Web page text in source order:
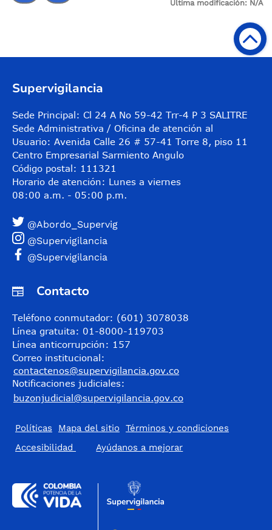
Última modificación: N/A
Supervigilancia
Sede Principal: Cl 24 A No 59-42 Trr-4 P 3 SALITRE
Sede Administrativa / Oficina de atención al
Usuario: Avenida Calle 26 # 57-41 Torre 8, piso 11
Centro Empresarial Sarmiento Angulo
Código postal: 111321
Horario de atención: Lunes a viernes
08:00 a.m. - 05:00 p.m.
@Abordo_Supervig
@Supervigilancia
@Supervigilancia
Contacto
Teléfono conmutador: (601) 3078038
Línea gratuita: 01-8000-119703
Línea anticorrupción: 157
Correo institucional:
contactenos@supervigilancia.gov.co
Notificaciones judiciales:
buzonjudicial@supervigilancia.gov.co
Políticas Mapa del sitio
Términos y condiciones
Accesibilidad
​Ayúdanos a mejorar